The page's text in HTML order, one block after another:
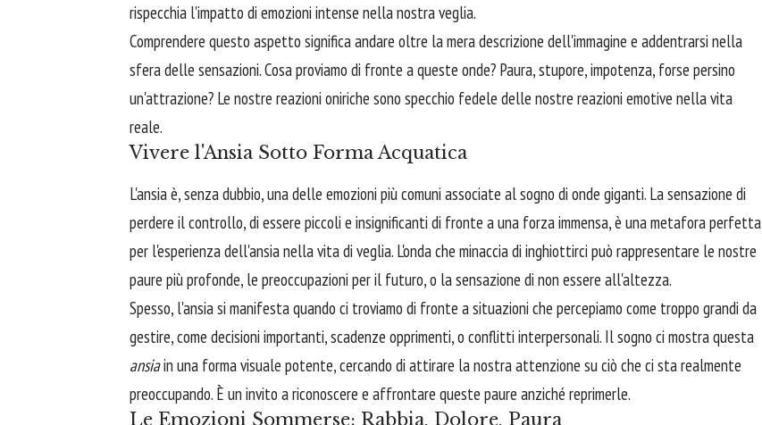
rispecchia l'impatto di emozioni intense nella nostra veglia.
Comprendere questo aspetto significa andare oltre la mera descrizione dell'immagine e addentrarsi nella
sfera delle sensazioni. Cosa proviamo di fronte a queste onde? Paura, stupore, impotenza, forse persino
un'attrazione? Le nostre reazioni oniriche sono specchio fedele delle nostre reazioni emotive nella vita
reale.
Vivere l'Ansia Sotto Forma Acquatica
L'ansia è, senza dubbio, una delle emozioni più comuni associate al sogno di onde giganti. La sensazione di
perdere il controllo, di essere piccoli e insignificanti di fronte a una forza immensa, è una metafora perfetta
per l'esperienza dell'ansia nella vita di veglia. L'onda che minaccia di inghiottirci può rappresentare le nostre
paure più profonde, le preoccupazioni per il futuro, o la sensazione di non essere all'altezza.
Spesso, l'ansia si manifesta quando ci troviamo di fronte a situazioni che percepiamo come troppo grandi da
gestire, come decisioni importanti, scadenze opprimenti, o conflitti interpersonali. Il sogno ci mostra questa
ansiain una forma visuale potente, cercando di attirare la nostra attenzione su ciò che ci sta realmente
preoccupando. È un invito a riconoscere e affrontare queste paure anziché reprimerle.
Le Emozioni Sommerse: Rabbia, Dolore, Paura